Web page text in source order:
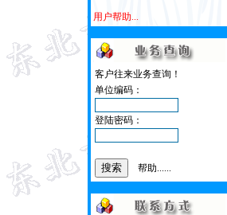
用户帮助...
客户往来业务查询！
单位编码：
登陆密码：
帮助......